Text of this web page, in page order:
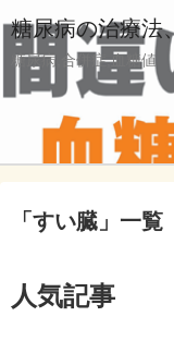
糖尿病の治療法
糖尿病,合併症,血糖値
「 すい臓 」 一覧
人気記事